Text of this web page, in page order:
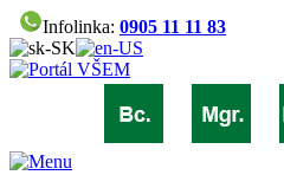
Infolinka: 0905 11 11 83